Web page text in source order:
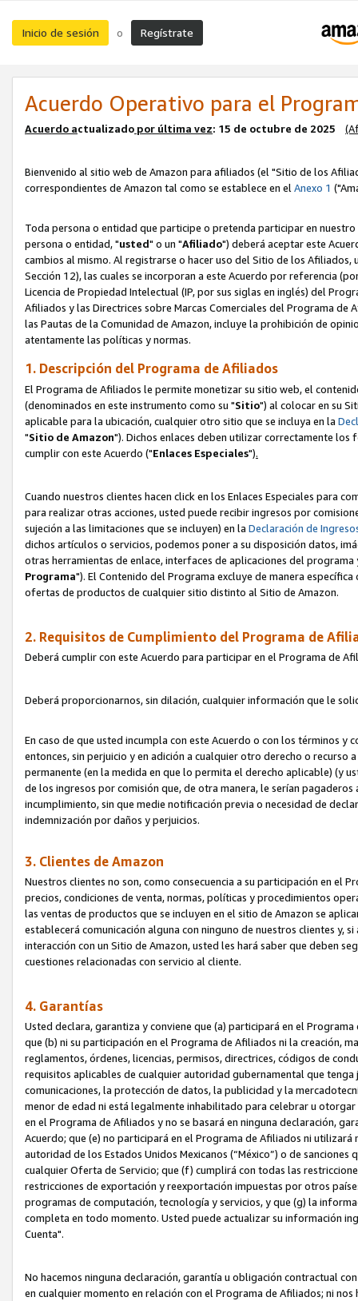
Inicio de sesión o Regístrate
Acuerdo Operativo para el
Acuerdo actualizado por última vez: 15 de octubre de 2025
Bienvenido al sitio web de Amazon para afiliados (el "Sitio de los
correspondientes de Amazon tal como se establece en elAnexo 1
Toda persona o entidad que participe o pretenda participar en
persona o entidad, "usted" o un "Afiliado") deberá aceptar este
cambios al mismo. Al registrarse o hacer uso del Sitio de los
Sección 12), las cuales se incorporan a este Acuerdo por referencia
Licencia de Propiedad Intelectual (IP, por sus siglas en inglés) del
Afiliados y las Directrices sobre Marcas Comerciales del Programa
las Pautas de la Comunidad de Amazon, incluye la prohibición de
atentamente las políticas y normas.
1. Descripción del Programa de Afiliados
El Programa de Afiliados le permite monetizar su sitio web, el
(denominados en este instrumento como su "Sitio") al colocar en su
aplicable para la ubicación, cualquier otro sitio que se incluya en la
"Sitio de Amazon"). Dichos enlaces deben utilizar correctamente los
cumplir con este Acuerdo ("Enlaces Especiales").
Cuando nuestros clientes hacen click en los Enlaces Especiales para
para realizar otras acciones, usted puede recibir ingresos por
sujeción a las limitaciones que se incluyen) en la Declaración de
dichos artículos o servicios, podemos poner a su disposición datos,
otras herramientas de enlace, interfaces de aplicaciones del
Programa"). El Contenido del Programa excluye de manera
ofertas de productos de cualquier sitio distinto al Sitio de Amazon.
2. Requisitos de Cumplimiento del Programa de
Deberá cumplir con este Acuerdo para participar en el Programa de
Deberá proporcionarnos, sin dilación, cualquier información que le
En caso de que usted incumpla con este Acuerdo o con los términos
entonces, sin perjuicio y en adición a cualquier otro derecho o
permanente (en la medida en que lo permita el derecho aplicable) (y
de los ingresos por comisión que, de otra manera, le serían
incumplimiento, sin que medie notificación previa o necesidad de
indemnización por daños y perjuicios.
3. Clientes de Amazon
Nuestros clientes no son, como consecuencia a su participación en el
precios, condiciones de venta, normas, políticas y procedimientos
las ventas de productos que se incluyen en el sitio de Amazon se
establecerá comunicación alguna con ninguno de nuestros clientes y,
interacción con un Sitio de Amazon, usted les hará saber que deben
cuestiones relacionadas con servicio al cliente.
4. Garantías
Usted declara, garantiza y conviene que (a) participará en el
que (b) ni su participación en el Programa de Afiliados ni la creación,
reglamentos, órdenes, licencias, permisos, directrices, códigos de
requisitos aplicables de cualquier autoridad gubernamental que
comunicaciones, la protección de datos, la publicidad y la
menor de edad ni está legalmente inhabilitado para celebrar u
en el Programa de Afiliados y no se basará en ninguna declaración,
Acuerdo; que (e) no participará en el Programa de Afiliados ni
autoridad de los Estados Unidos Mexicanos (“México”) o de
cualquier Oferta de Servicio; que (f) cumplirá con todas las
restricciones de exportación y reexportación impuestas por otros
programas de computación, tecnología y servicios, y que (g) la
completa en todo momento. Usted puede actualizar su información
Cuenta".
No hacemos ninguna declaración, garantía u obligación contractual
en cualquier momento en relación con el Programa de Afiliados; ni